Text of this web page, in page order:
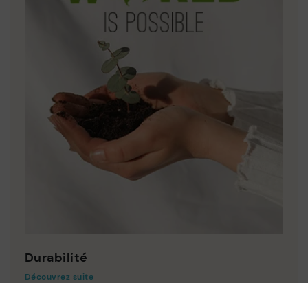
Durabilité
Découvrez suite